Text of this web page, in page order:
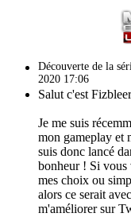
Découverte de la
2020 17:06
Salut c'est
Je me suis
mon gameplay et
suis donc lancé
bonheur ! Si vous
mes choix ou
alors ce serait
m'améliorer sur